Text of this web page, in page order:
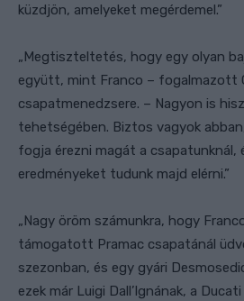
küzdjön, amelyeket megérdemel.”
„Megtiszteltetés, hogy egy olyan
együtt, mint Franco – fogalmazott
csapatmenedzsere. – Nagyon is
tehetségében. Biztos vagyok
fogja érezni magát a csapatunknál,
eredményeket tudunk majd elérni.”
„Nagy öröm számunkra, hogy
támogatott Pramac csapatánál
szezonban, és egy gyári
ezek már Luigi Dall’Ignának, a